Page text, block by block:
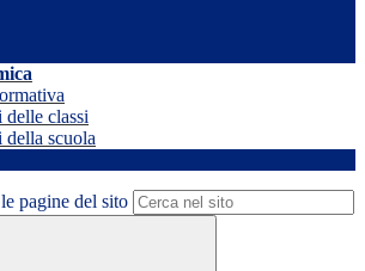
delle classi
della scuola
pagine del sito